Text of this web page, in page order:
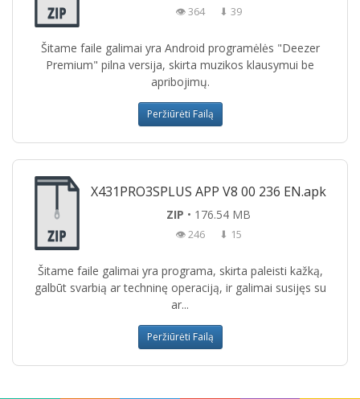
👁 364 ⬇ 39
Šitame faile galimai yra Android programėlės "Deezer
Premium" pilna versija, skirta muzikos klausymui be
apribojimų.
Peržiūrėti Failą
X431PRO3SPLUS APP V8 00 236 EN.apk
ZIP • 176.54 MB
👁 246 ⬇ 15
Šitame faile galimai yra programa, skirta paleisti kažką,
galbūt svarbią ar techninę operaciją, ir galimai susijęs su
ar...
Peržiūrėti Failą